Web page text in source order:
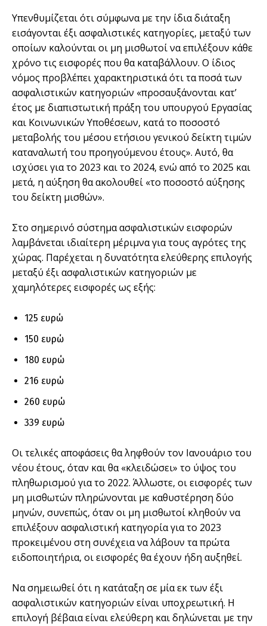
Υπενθυμίζεται ότι σύμφωνα με την ίδια διάταξη
εισάγονται έξι ασφαλιστικές κατηγορίες, μεταξύ των
οποίων καλούνται οι μη μισθωτοί να επιλέξουν κάθε
χρόνο τις εισφορές που θα καταβάλλουν. Ο ίδιος
νόμος προβλέπει χαρακτηριστικά ότι τα ποσά των
ασφαλιστικών κατηγοριών «προσαυξάνονται κατ’
έτος με διαπιστωτική πράξη του υπουργού Εργασίας
και Κοινωνικών Υποθέσεων, κατά το ποσοστό
μεταβολής του μέσου ετήσιου γενικού δείκτη τιμών
καταναλωτή του προηγούμενου έτους». Αυτό, θα
ισχύσει για το 2023 και το 2024, ενώ από το 2025 και
μετά, η αύξηση θα ακολουθεί «το ποσοστό αύξησης
του δείκτη μισθών».
Στο σημερινό σύστημα ασφαλιστικών εισφορών
λαμβάνεται ιδιαίτερη μέριμνα για τους αγρότες της
χώρας. Παρέχεται η δυνατότητα ελεύθερης επιλογής
μεταξύ έξι ασφαλιστικών κατηγοριών με
χαμηλότερες εισφορές ως εξής:
125 ευρώ
150 ευρώ
180 ευρώ
216 ευρώ
260 ευρώ
339 ευρώ
Οι τελικές αποφάσεις θα ληφθούν τον Ιανουάριο του
νέου έτους, όταν και θα «κλειδώσει» το ύψος του
πληθωρισμού για το 2022. Άλλωστε, οι εισφορές των
μη μισθωτών πληρώνονται με καθυστέρηση δύο
μηνών, συνεπώς, όταν οι μη μισθωτοί κληθούν να
επιλέξουν ασφαλιστική κατηγορία για το 2023
προκειμένου στη συνέχεια να λάβουν τα πρώτα
ειδοποιητήρια, οι εισφορές θα έχουν ήδη αυξηθεί.
Να σημειωθεί ότι η κατάταξη σε μία εκ των έξι
ασφαλιστικών κατηγοριών είναι υποχρεωτική. Η
επιλογή βέβαια είναι ελεύθερη και δηλώνεται με την